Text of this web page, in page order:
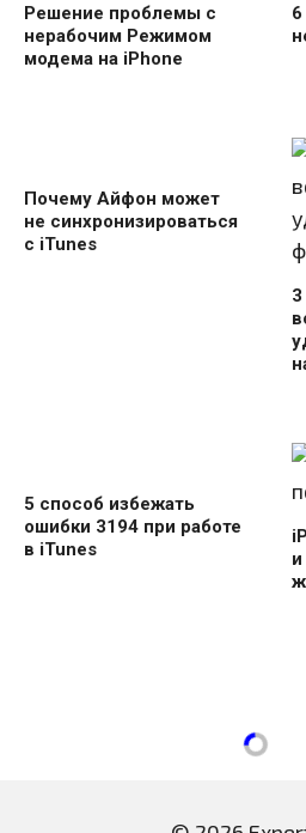
Решение проблемы с
нерабочим Режимом
модема на iPhone
Почему Айфон может
не синхронизироваться
с iTunes
5 способ избежать
ошибки 3194 при работе
в iTunes